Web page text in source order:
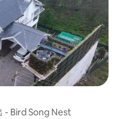
- Bird Song Nest